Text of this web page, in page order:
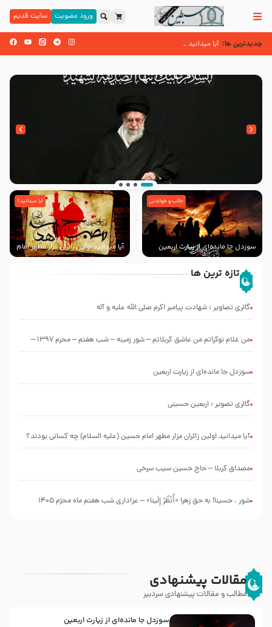
ورود عضویت سایت قدیم
جدیدترین ها: زائران اربعین حسینی
انتشار کتاب ” العروة الوثقى و التعليقات عليها”
با طرحی بسیار زیبا و شکیلسوزدل جا مانده‌ای از زیارت اربعین
جالب و خواندنی
آیا میدانید اولین زائران مزار مطهر امام
حسین (علیه السلام) چه کسانی
آیا میدانید؟
تازه ترین ها
گالری تصاویر : شهادت پیامبر اکرم صلی الله علیه و آله
من غلام نوکراتم من عاشق کربلاتم – شور زمینه – شب هفتم – محرم 1397 –
سوزدل جا مانده‌ای از زیارت اربعین
گالری تصویر : اربعین حسینی
آیا میدانید اولین زائران مزار مطهر امام حسین (علیه السلام) چه کسانی بودند؟
مصداق کربلا – حاج حسین سیب سرخی
شور ، حسینا! به‌ حق زهرا «أُنْظُرْ إِلَینا» – عزاداری شب هفتم ماه محرّم 1405
مقالات پیشنهادی
مطالب و مقالات پیشنهادی سردبیر
سوزدل جا مانده‌ای از زیارت اربعین